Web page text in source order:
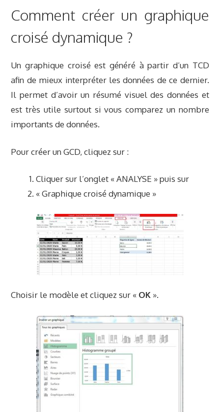
Comment créer un graphique
croisé dynamique ?
Un graphique croisé est généré à partir d’un TCD
afin de mieux interpréter les données de ce dernier.
Il permet d’avoir un résumé visuel des données et
est très utile surtout si vous comparez un nombre
importants de données.
Pour créer un GCD, cliquez sur :
Cliquer sur l’onglet « ANALYSE » puis sur
« Graphique croisé dynamique »
Choisir le modèle et cliquez sur « OK ».